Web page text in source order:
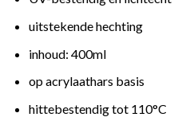
uitstekende hechting
inhoud: 400ml
op acrylaathars basis
hittebestendig tot 110°C